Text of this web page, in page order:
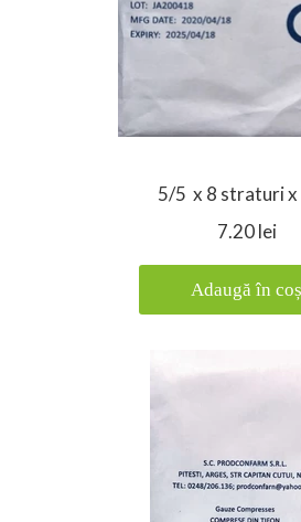
5/5 x 8 straturi x
7.20 lei
Adaugă în coș